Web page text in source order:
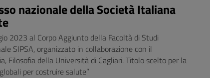
nazionale della Società Italiana
2023 al Corpo Aggiunto della Facoltà di Studi
SIPSA, organizzato in collaborazione con il
Filosofia della Università di Cagliari. Titolo scelto per la
per costruire salute”